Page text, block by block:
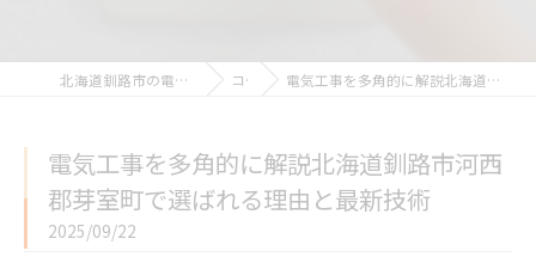
北海道釧路市の電気工事なら合同会社東方電業 コラム 電気工事を多角的に解説北海道釧路市河西郡芽室町で選ばれる理由と最新技術
電気工事を多角的に解説北海道釧路市河西
郡芽室町で選ばれる理由と最新技術
2025/09/22